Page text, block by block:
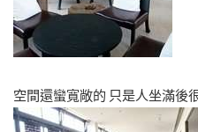
空間還蠻寬敞的 只是人坐滿後